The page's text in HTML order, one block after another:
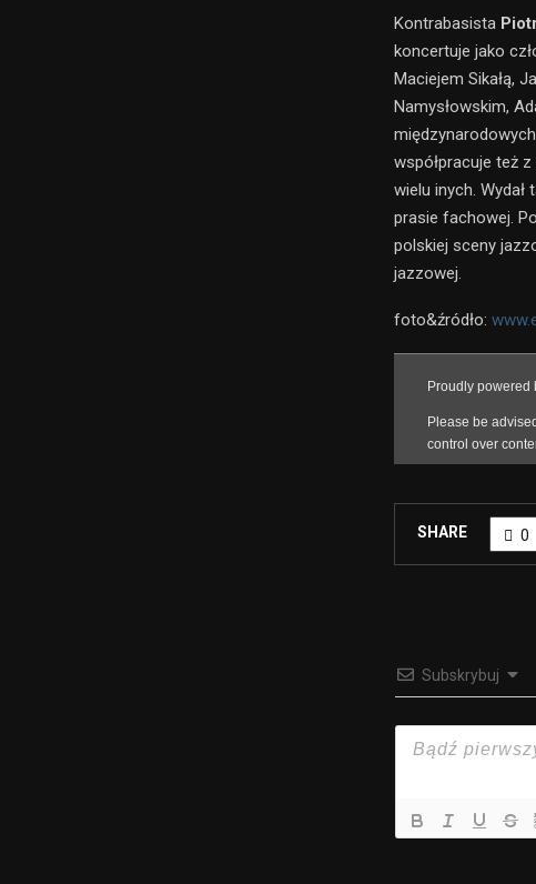
Kontrabasista
koncertuje jako
Maciejem Sikałą,
Namysłowskim,
współpracuje też
wielu inych.
prasie fachowej.
polskiej sceny
jazzowej.
foto&źródło:
SHARE 0
Subskrybuj